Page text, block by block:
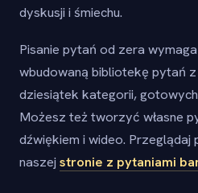
dyskusji i śmiechu.
Pisanie pytań od zera
wbudowaną bibliotekę pytań
dziesiątek kategorii,
Możesz też tworzyć własne
dźwiękiem i wideo. Przeglądaj
naszej stronie z pytaniami